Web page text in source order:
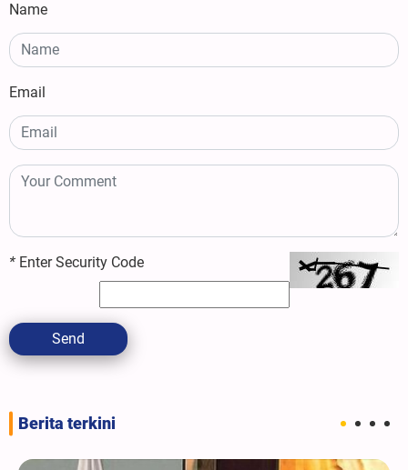
Name
Email
* Enter Security Code
Send
Berita terkini